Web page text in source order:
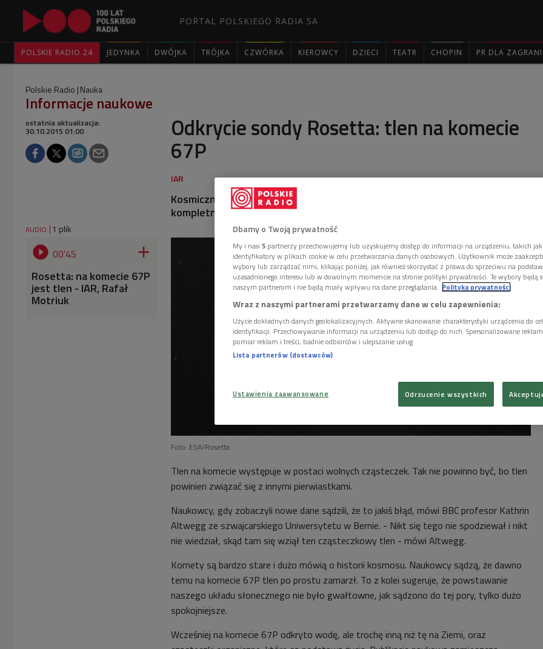
PORTAL POLSKIEGO RADIA SA
POLSKIE RADIO 24 JEDYNKA DWÓJKA TRÓJKA CZWÓRKA KIEROWCY DZIECI TEATR CHOPIN PR DLA
Polskie Radio Nauka
Informacje naukowe
Odkrycie sondy Rosetta: tlen na komecie
67P
ostatnia aktualizacja:
30.10.2015 01:00
Kosmiczna sonda Rosetta odkryła cząsteczkowy tlen na komecie 67P. To
kompletnie zaskoczyło astronomów.
AUDIO 1 plik
 00'45 
Rosetta: na komecie 67P
jest tlen - IAR, Rafał
Motriuk
Foto: ESA/Rosetta.
Tlen na komecie występuje w postaci wolnych cząsteczek. Tak nie powinno być, bo tlen
powinien związać się z innymi pierwiastkami.
Naukowcy, gdy zobaczyli nowe dane sądzili, że to jakiś błąd, mówi BBC profesor Kathrin
Altwegg ze szwajcarskiego Uniwersytetu w Bernie. - Nikt się tego nie spodziewał i nikt
nie wiedział, skąd tam się wziął ten cząsteczkowy tlen - mówi Altwegg.
Komety są bardzo stare i dużo mówią o historii kosmosu. Naukowcy sądzą, że dawno
temu na komecie 67P tlen po prostu zamarzł. To z kolei sugeruje, że powstawanie
naszego układu słonecznego nie było gwałtowne, jak sądzono do tej pory, tylko dużo
spokojniejsze.
Wcześniej na komecie 67P odkryto wodę, ale trochę inną niż tę na Ziemi, oraz
Dbamy o Twoją prywatność
My i nasi 5 partnerzy przechowujemy lub uzyskujemy dostęp do informacji na urządzeniu, takich
identyfikatory w plikach cookie w celu przetwarzania danych osobowych. Użytkownik może
wybory lub zarządzać nimi, klikając poniżej, jak również skorzystać z prawa do sprzeciwu na
uzasadnionego interesu lub w dowolnym momencie na stronie polityki prywatności. Te wybory będą
naszym partnerom i nie będą miały wpływu na dane przeglądania. Polityka prywatności
Wraz z naszymi partnerami przetwarzamy dane w celu zapewnienia:
Użycie dokładnych danych geolokalizacyjnych. Aktywne skanowanie charakterystyki urządzenia do
identyfikacji. Przechowywanie informacji na urządzeniu lub dostęp do nich. Spersonalizowane
pomiar reklam i treści, badnie odbiorców i ulepszanie usług.
Lista partnerów (dostawców)
Ustawienia zaawansowane Odrzucenie wszystkich